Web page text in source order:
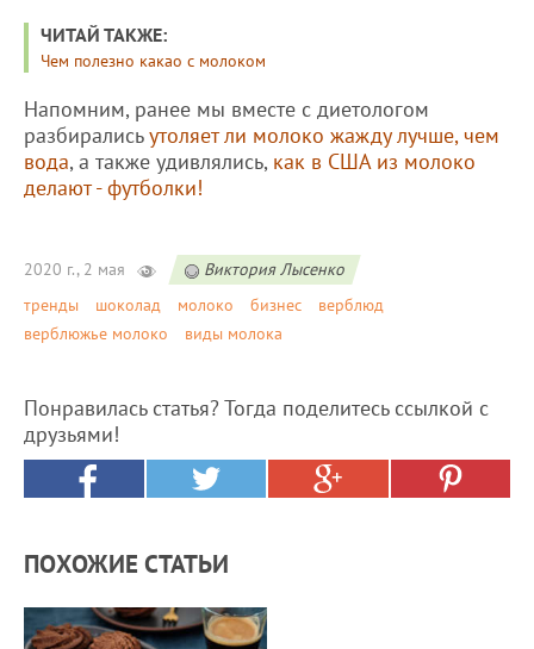
ЧИТАЙ ТАКЖЕ:
Чем полезно какао с молоком
Напомним, ранее мы вместе с диетологом
разбиралисьутоляет ли молоко жажду лучше, чем
вода, а также удивлялись, как в США из молоко
делают - футболки!
2020 г., 2 мая
Виктория Лысенко
тренды
шоколад молоко бизнес
верблюд
верблюжье молоко
виды молока
Понравилась статья? Тогда поделитесь ссылкой с
друзьями!
ПОХОЖИЕ СТАТЬИ